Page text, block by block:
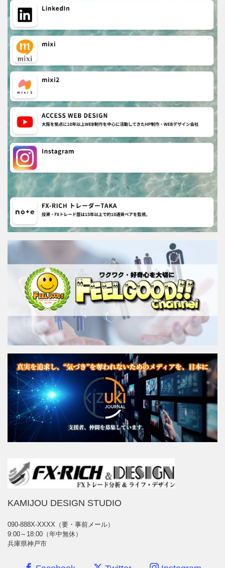
KAMIJOU DESIGN STUDIO
090-888X-XXXX（要・事前メール）
9:00～18:00（年中無休）
兵庫県神戸市